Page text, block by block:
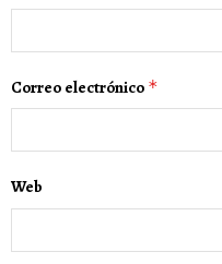
Correo electrónico *
Web